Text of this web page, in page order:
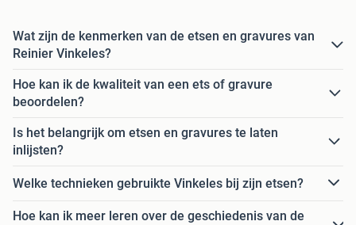
Wat zijn de kenmerken van de etsen en gravures van
Reinier Vinkeles?
Hoe kan ik de kwaliteit van een ets of gravure
beoordelen?
Is het belangrijk om etsen en gravures te laten
inlijsten?
Welke technieken gebruikte Vinkeles bij zijn etsen?
Hoe kan ik meer leren over de geschiedenis van de